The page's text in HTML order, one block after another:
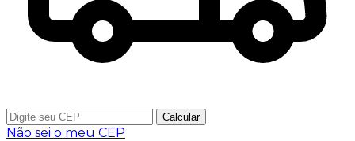
Calcular
Não sei o meu CEP